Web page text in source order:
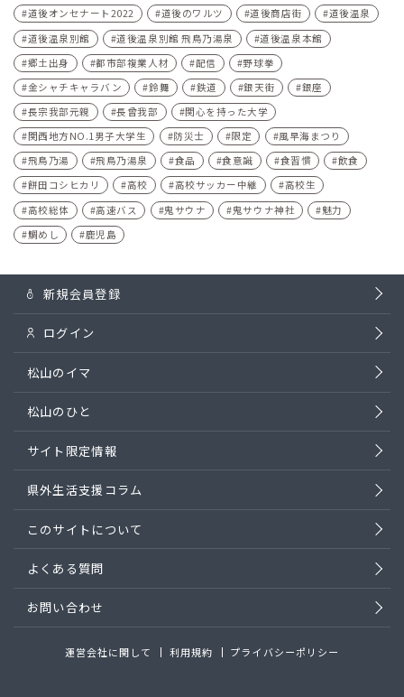
道後オンセナート2022
道後のワルツ 道後商店街
道後温泉
道後温泉別館
道後温泉別館 飛鳥乃湯泉
道後温泉本館
郷土出身
都市部複業人材 配信
野球拳
金シャチキャラバン
鈴舞 鉄道 銀天街
銀座
長宗我部元親
長曾我部
関心を持った大学
関西地方NO.1男子大学生
防災士 限定
風早海まつり
飛鳥乃湯
飛鳥乃湯泉 食品 食意識 食習慣
飲食
餅田コシヒカリ
高校 高校サッカー中継
高校生
高校総体
高速バス 鬼サウナ 鬼サウナ神社
魅力
鯛めし
鹿児島
新規会員登録
ログイン
松山のイマ
松山のひと
サイト限定情報
県外生活支援コラム
このサイトについて
よくある質問
お問い合わせ
運営会社に関して 利用規約 プライバシーポリシー